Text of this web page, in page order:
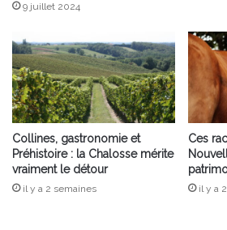
9 juillet 2024
Collines, gastronomie et
Préhistoire : la Chalosse mérite
vraiment le détour
il y a 2 semaines
Ces
il y a